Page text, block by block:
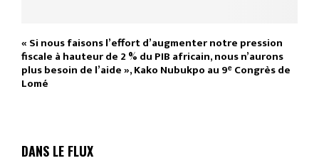
« Si nous faisons l’effort d’augmenter notre pression
fiscale à hauteur de 2 % du PIB africain, nous n’aurons
plus besoin de l’aide », Kako Nubukpo au 9ᵉ Congrès de
Lomé
DANS LE FLUX